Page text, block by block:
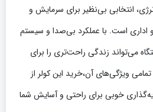
انتخابی بی‌نظیر برای سرمایش و
است. با عملکرد بی‌صدا و سیستم
می‌تواند زندگی راحت‌تری را برای
تمامی ویژگی‌های آن،خرید این کولر از
خوبی برای راحتی و آسایش شما